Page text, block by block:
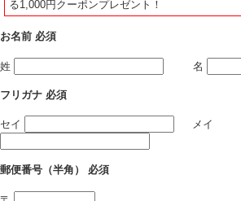
る1,000円クーポンプレゼント！
お名前 必須
姓 名
フリガナ 必須
セイ メイ
郵便番号（半角） 必須